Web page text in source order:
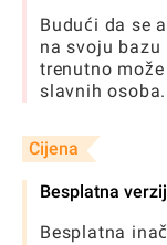
Budući da se
na svoju
trenutno
slavnih osoba.
Cijena
Besplatna
Besplatna